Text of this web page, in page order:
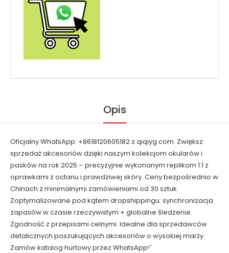
Opis
Oficjalny WhatsApp: +8618120605182 z qiqiyg.com. Zwiększ
sprzedaż akcesoriów dzięki naszym kolekcjom okularów i
pasków na rok 2025 – precyzyjnie wykonanym replikom 1:1 z
oprawkami z octanu i prawdziwej skóry. Ceny bezpośrednio w
Chinach z minimalnymi zamówieniami od 30 sztuk.
Zoptymalizowane pod kątem dropshippingu: synchronizacja
zapasów w czasie rzeczywistym + globalne śledzenie.
Zgodność z przepisami celnymi. Idealne dla sprzedawców
detalicznych poszukujących akcesoriów o wysokiej marży.
Zamów katalog hurtowy przez WhatsApp!`